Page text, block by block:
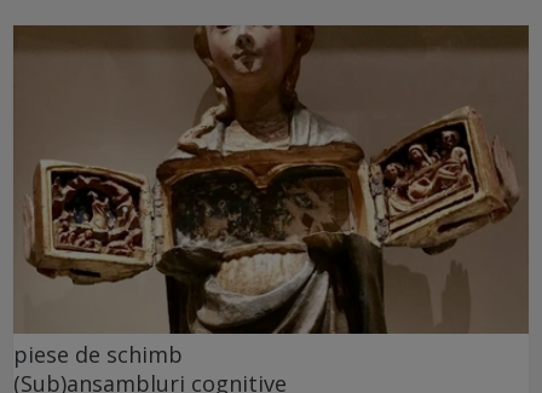
piese de schimb
(Sub)ansambluri cognitive